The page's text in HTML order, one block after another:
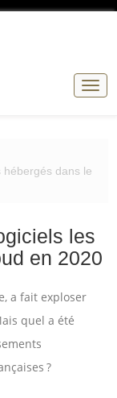
hébergés dans le
les
en 2020
a fait exploser
quel a été
?